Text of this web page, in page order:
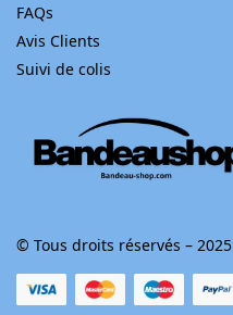
FAQs
Avis Clients
Suivi de colis
© Tous droits réservés – 2025